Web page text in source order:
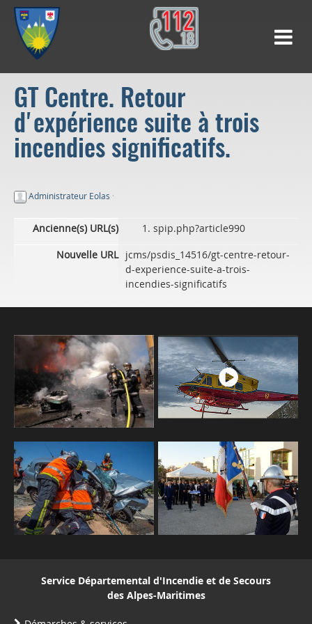
GT Centre. Retour
d'expérience suite à trois
incendies significatifs.
Administrateur Eolas ·
Ancienne(s) URL(s)
spip.php?article990
Nouvelle URL jcms/psdis_14516/gt-centre-retour-
d-experience-suite-a-trois-
incendies-significatifs
Service Départemental d'Incendie et de Secours
des Alpes-Maritimes